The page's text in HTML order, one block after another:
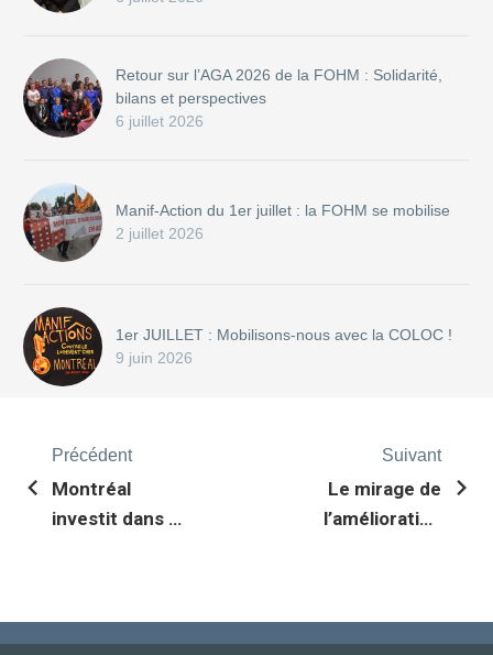
Retour sur l’AGA 2026 de la FOHM : Solidarité,
bilans et perspectives
6 juillet 2026
Manif-Action du 1er juillet : la FOHM se mobilise
2 juillet 2026
1er JUILLET : Mobilisons-nous avec la COLOC !
9 juin 2026
Précédent
Montréal
investit dans le
Suivant
Le mirage de
l’amélioration